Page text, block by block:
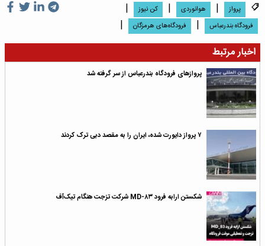
پرواز | هوانوردی | کن نیوز |
فرودگاه بندرعباس | فرودگاه‌های هرمزگان
|
اخبار مرتبط
پروازهای فرودگاه بندرعباس از سر گرفته شد
۷ پرواز دایورت شده، ایران را به مقصد دبی ترک کردند
شکستن ارابه فرود MD-۸۳ شرکت تزجت هنگام تیک‌آف